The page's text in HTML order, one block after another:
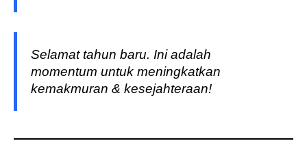
Selamat tahun baru. Ini adalah
momentum untuk meningkatkan
kemakmuran & kesejahteraan!